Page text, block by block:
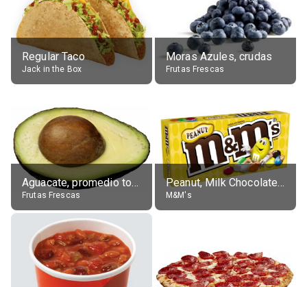
Regular Taco
Jack in the Box
Moras Azules, crudas
Frutas Frescas
Aguacate, promedio todos variedades, crudo
Frutas Frescas
Peanut, Milk Chocolate Candies
M&M's